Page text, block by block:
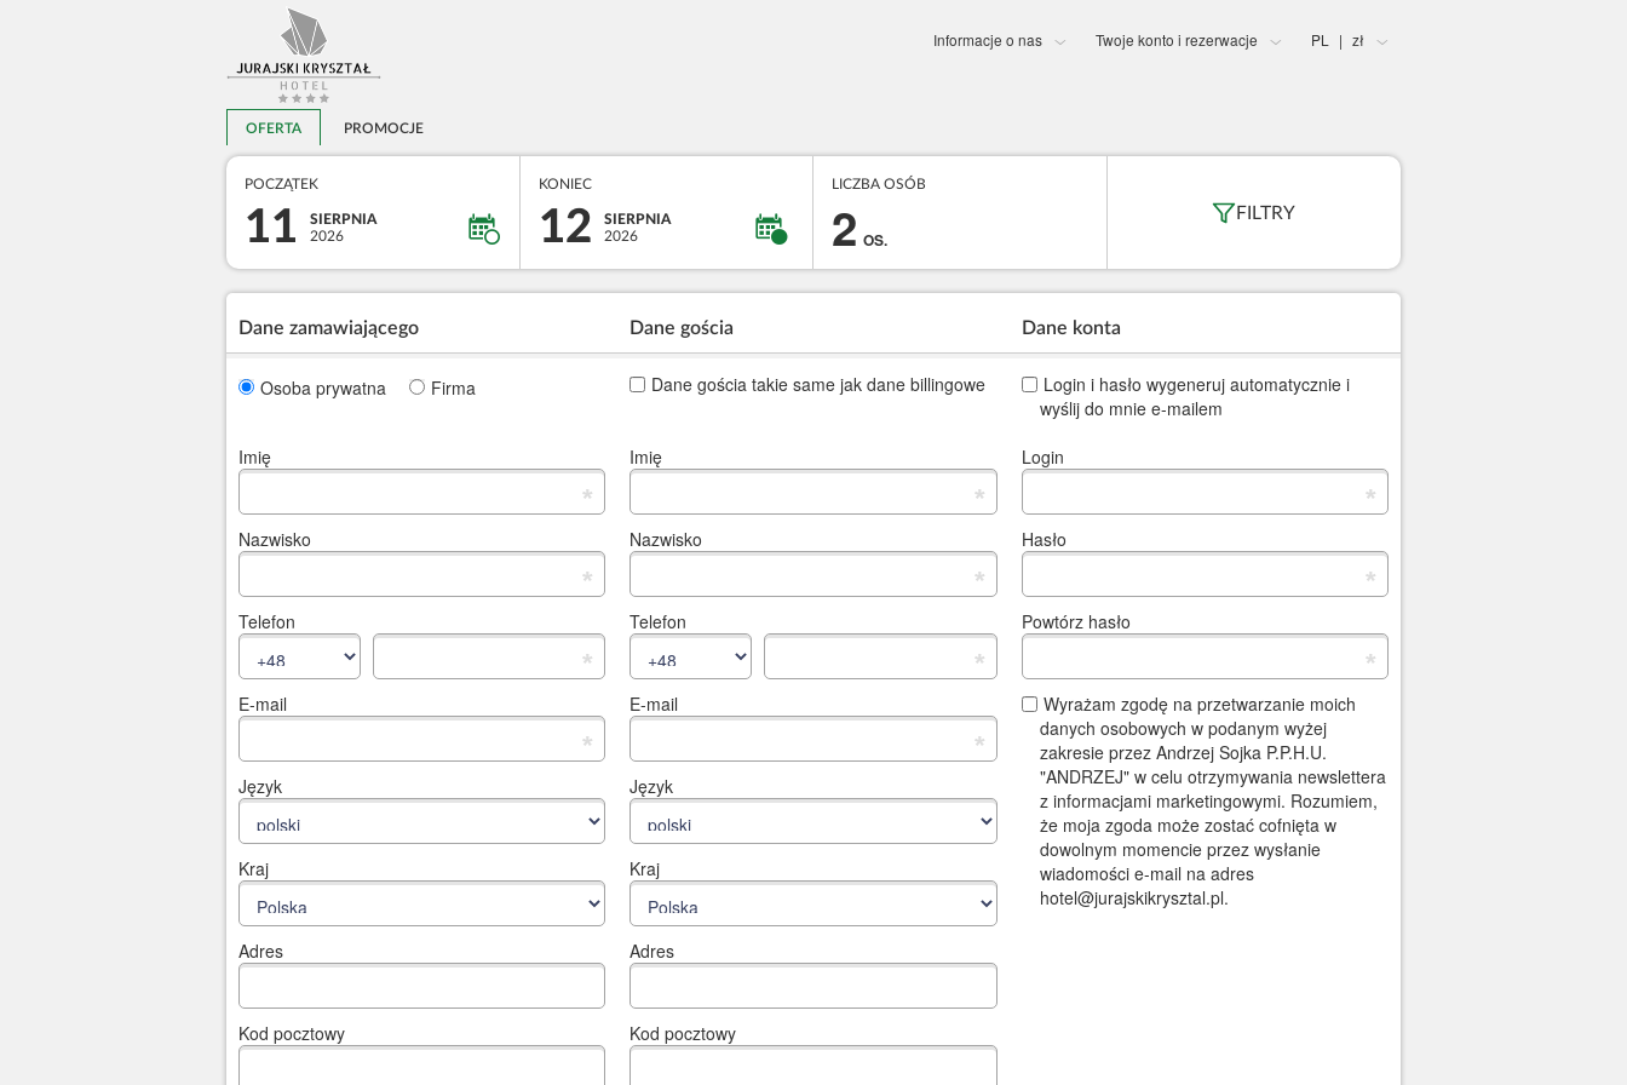
Informacje o nas Twoje konto i rezerwacje PL | zł
OFERTA PROMOCJE
POCZĄTEK
11
SIERPNIA
2026
KONIEC
12
SIERPNIA
2026
LICZBA OSÓB
2 OS.
FILTRY
Dane zamawiającego
Osoba prywatna Firma
Dane gościa
Dane gościa takie same jak dane billingowe
Dane konta
Login i hasło wygeneruj automatycznie i
wyślij do mnie e-mailem
Imię
*
Nazwisko
*
Telefon
*
E-mail
*
Język
Kraj
Adres
Kod pocztowy
Imię
*
Nazwisko
*
Telefon
*
E-mail
*
Język
Kraj
Adres
Kod pocztowy
Login
*
Hasło
*
Powtórz hasło
*
Wyrażam zgodę na przetwarzanie moich
danych osobowych w podanym wyżej
zakresie przez Andrzej Sojka P.P.H.U.
"ANDRZEJ" w celu otrzymywania newslettera
z informacjami marketingowymi. Rozumiem,
że moja zgoda może zostać cofnięta w
dowolnym momencie przez wysłanie
wiadomości e-mail na adres
hotel@jurajskikrysztal.pl.